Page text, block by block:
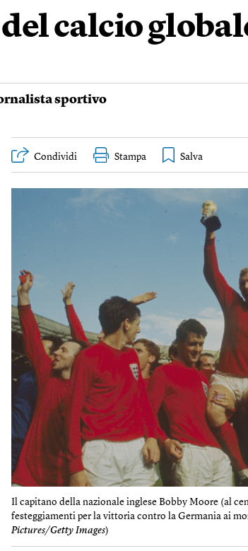
calcio
sportivo
Condividi Stampa
Il capitano della nazionale inglese Bobby Moore (al
festeggiamenti per la vittoria contro la Germania ai
Pictures/Getty Images)